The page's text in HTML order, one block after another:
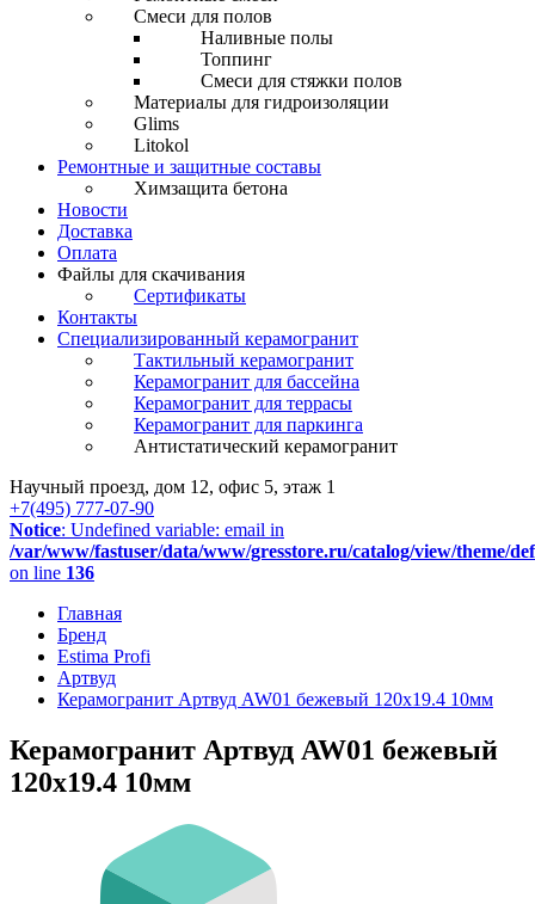
Смеси для полов
Наливные полы
Топпинг
Смеси для стяжки полов
Материалы для гидроизоляции
Glims
Litokol
Ремонтные и защитные составы
Химзащита бетона
Новости
Доставка
Оплата
Файлы для скачивания
Сертификаты
Контакты
Специализированный керамогранит
Тактильный керамогранит
Керамогранит для бассейна
Керамогранит для террасы
Керамогранит для паркинга
Антистатический керамогранит
Научный проезд, дом 12, офис 5, этаж 1
+7(495) 777-07-90
Notice: Undefined variable: email in
/var/www/fastuser/data/www/gresstore.ru/catalog/view/theme/
on line 136
Главная
Бренд
Estima Profi
Артвуд
Керамогранит Артвуд AW01 бежевый 120x19.4 10мм
Керамогранит Артвуд AW01 бежевый
120x19.4 10мм